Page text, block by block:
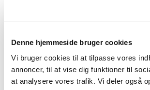
Denne hjemmeside bruger cookies
Vi bruger cookies til at tilpasse vores
annoncer, til at vise dig funktioner til
at analysere vores trafik. Vi deler også
væsentlige sammensværgelser i den islamiske
Denne var en mest kaotisk og
religiøse moralske hensyn og den hellige
tilsidesat, mens en anarkistisk stat blev
sådan en dødelig pessimistisk mørke, at den